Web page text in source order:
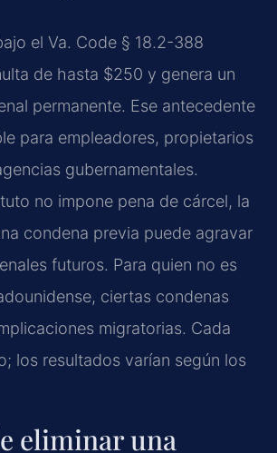
el Va. Code § 18.2-388
de hasta $250 y genera un
permanente. Ese antecedente
para empleadores, propietarios
gubernamentales.
no impone pena de cárcel, la
condena previa puede agravar
futuros. Para quien no es
ciertas condenas
migratorias. Cada
los resultados varían según los
eliminar una